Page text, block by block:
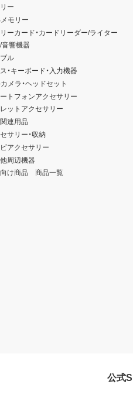
ー
モリー
ーカード・カードリーダー/ライター
響機器
ル
・キーボード・入力機器
メラ・ヘッドセット
トフォンアクセサリー
ットアクセサリー
連用品
サリー・収納
アクセサリー
周辺機器
け商品 商品一覧
公式